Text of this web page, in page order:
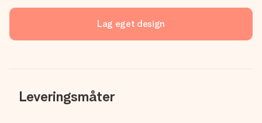
Lag eget design
Leveringsmåter